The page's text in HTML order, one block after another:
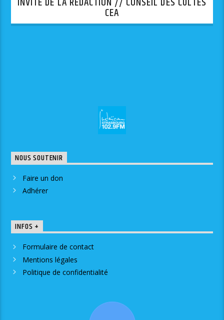
CEA
NOUS SOUTENIR
Faire un don
Adhérer
INFOS +
Formulaire de contact
Mentions légales
Politique de confidentialité